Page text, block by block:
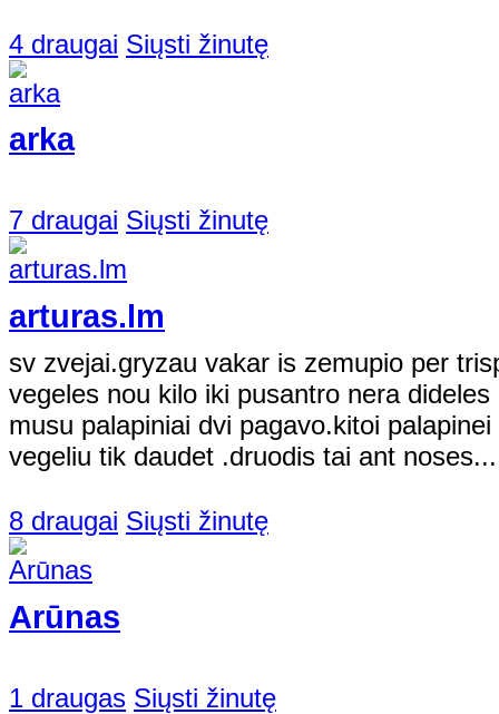
4 draugai Siųsti žinutę
arka
7 draugai Siųsti žinutę
arturas.lm
sv zvejai.gryzau vakar is zemupio per
vegeles nou kilo iki pusantro nera
musu palapiniai dvi pagavo.kitoi
vegeliu tik daudet .druodis tai ant
8 draugai Siųsti žinutę
Arūnas
1 draugas Siųsti žinutę